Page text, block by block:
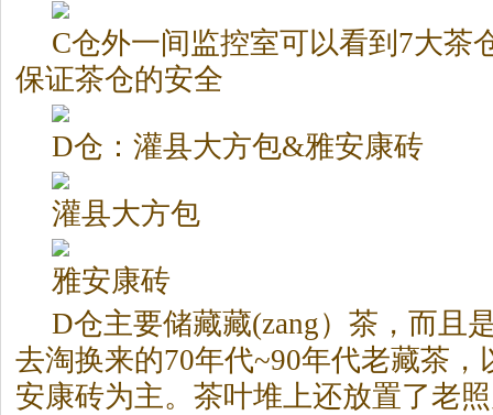
C仓外一间监控室可以看到7大茶
保证茶仓的安全
D仓：灌县大方包&雅安康砖
灌县大方包
雅安康砖
D仓主要储藏藏(zang）茶，而且
去淘换来的70年代~90年代老藏茶，
安康砖为主。茶叶堆上还放置了老